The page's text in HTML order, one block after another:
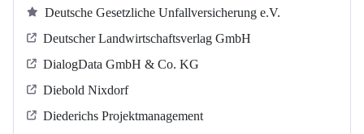
Deutsche Gesetzliche Unfallversicherung e.V.
Deutscher Landwirtschaftsverlag GmbH
DialogData GmbH & Co. KG
Diebold Nixdorf
Diederichs Projektmanagement